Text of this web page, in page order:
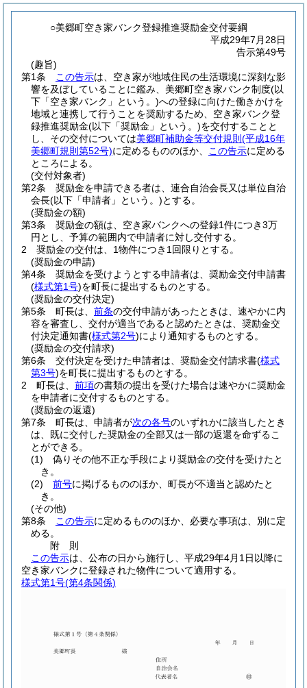
○美郷町空き家バンク登録推進奨励金交付要綱
平成29年7月28日
告示第49号
(趣旨)
第1条
この告示は、空き家が地域住民の生活環境に深刻な影
響を及ぼしていることに鑑み、美郷町空き家バンク制度(以
下「空き家バンク」という。)への登録に向けた働きかけを
地域と連携して行うことを奨励するため、空き家バンク登
録推進奨励金(以下「奨励金」という。)を交付することと
し、その交付については美郷町補助金等交付規則 (平成16年
美郷町規則第52号)に定めるもののほか、 この告示に定める
ところによる。
(交付対象者)
第2条
奨励金を申請できる者は、連合自治会長又は単位自治
会長(以下「申請者」という。)とする。
(奨励金の額)
第3条
奨励金の額は、空き家バンクへの登録1件につき3万
円とし、予算の範囲内で申請者に対し交付する。
2
奨励金の交付は、1物件につき1回限りとする。
(奨励金の申請)
第4条
奨励金を受けようとする申請者は、奨励金交付申請書
(様式第1号)を町長に提出するものとする。
(奨励金の交付決定)
第5条
町長は、 前条の交付申請があったときは、速やかに内
容を審査し、交付が適当であると認めたときは、奨励金交
付決定通知書(様式第2号)により通知するものとする。
(奨励金の交付請求)
第6条
交付決定を受けた申請者は、奨励金交付請求書(様式
第3号)を町長に提出するものとする。
2
町長は、 前項の書類の提出を受けた場合は速やかに奨励金
を申請者に交付するものとする。
(奨励金の返還)
第7条
町長は、申請者が次の各号のいずれかに該当したとき
は、既に交付した奨励金の全部又は一部の返還を命ずるこ
とができる。
(1)
偽りその他不正な手段により奨励金の交付を受けたと
き。
(2)
前号に掲げるもののほか、町長が不適当と認めたと
き。
(その他)
第8条
この告示に定めるもののほか、必要な事項は、別に定
める。
附 則
この告示は、公布の日から施行し、平成29年4月1日以降に
空き家バンクに登録された物件について適用する。
様式第1号(第4条関係)